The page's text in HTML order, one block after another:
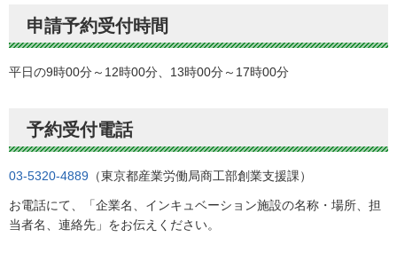
申請予約受付時間
平日の9時00分～12時00分、13時00分～17時00分
予約受付電話
03-5320-4889 （東京都産業労働局商工部創業支援課）
お電話にて、「企業名、インキュベーション施設の名称・場所、担
当者名、連絡先」をお伝えください。